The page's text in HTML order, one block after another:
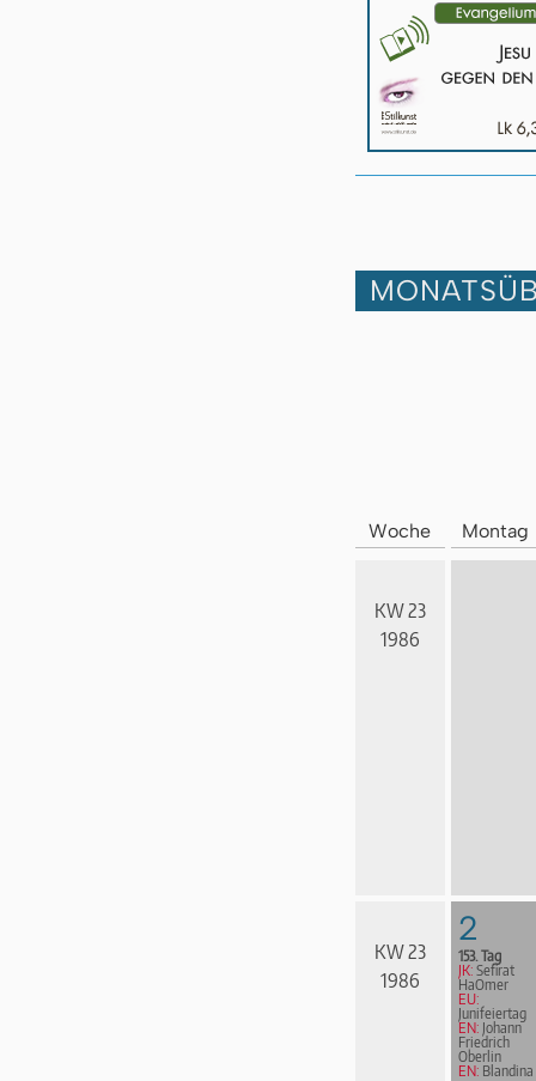
Woche Montag
KW 23
1986
KW 23
1986
2
153. Tag
JK: Sefirat
HaOmer
EU:
Junifeiertag
EN: Johann
Friedrich
Oberlin
EN: Blandina